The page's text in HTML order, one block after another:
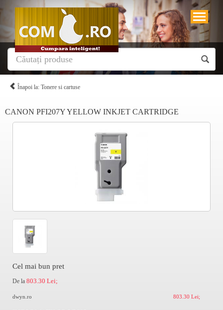
Înapoi la: Tonere si cartuse
CANON PFI207Y YELLOW INKJET CARTRIDGE
Cel mai bun pret
De la 803.30 Lei;
dwyn.ro 803.30 Lei;